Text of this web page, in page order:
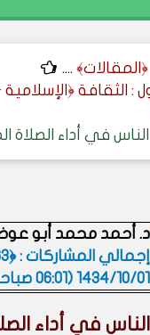
﴿المقالات﴾ ....
: الثقافة
في أداء الصلاة
د. أحمد محمد أبو
إجمالي المشاركات : ﴿763﴾.
1434/10/01 (06:01 صباحاً)
في أداء